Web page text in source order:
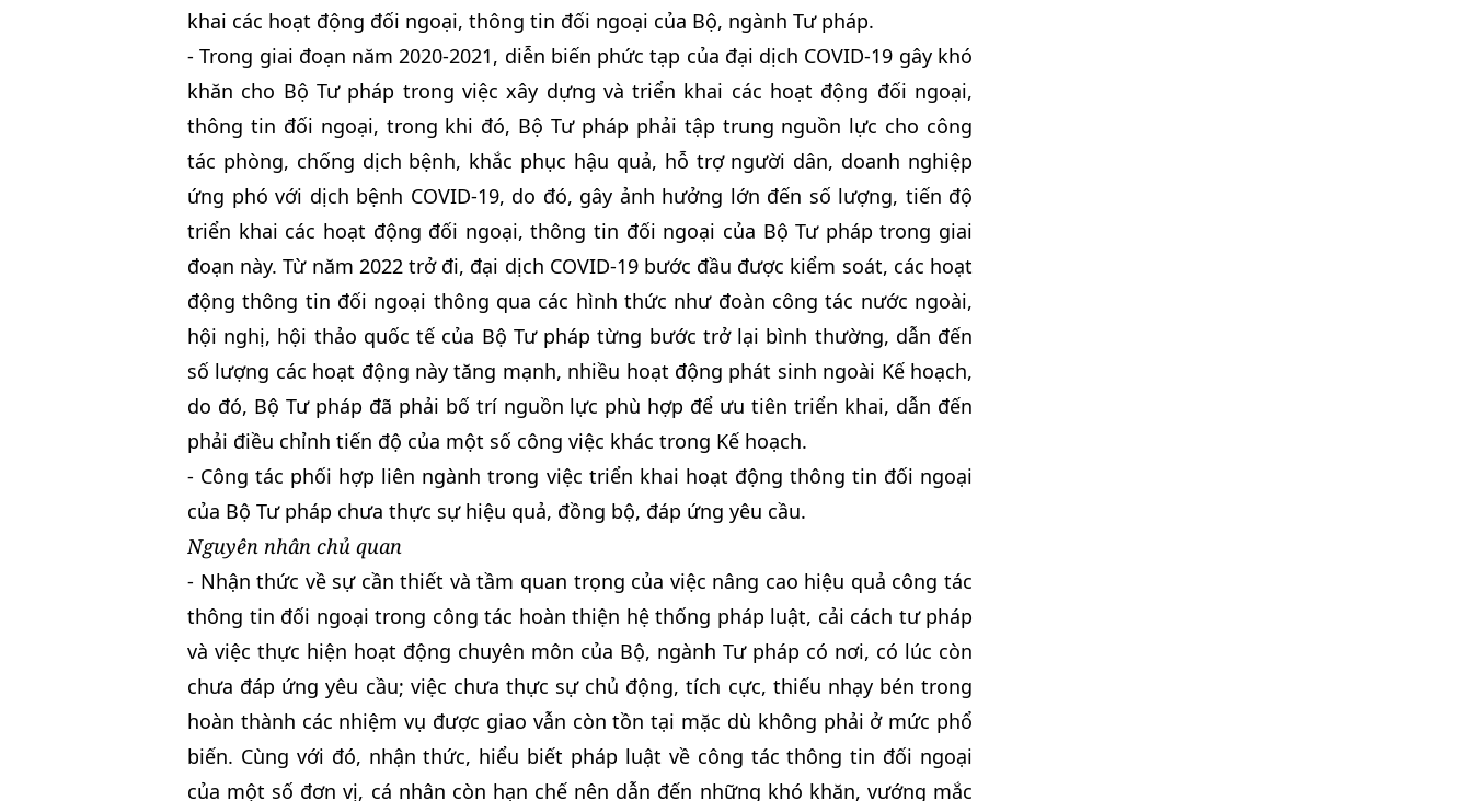
khai các hoạt động đối ngoại, thông tin đối ngoại của Bộ, ngành Tư pháp.
- Trong giai đoạn năm 2020-2021, diễn biến phức tạp của đại dịch COVID-19 gây khó
khăn cho Bộ Tư pháp trong việc xây dựng và triển khai các hoạt động đối ngoại,
thông tin đối ngoại, trong khi đó, Bộ Tư pháp phải tập trung nguồn lực cho công
tác phòng, chống dịch bệnh, khắc phục hậu quả, hỗ trợ người dân, doanh nghiệp
ứng phó với dịch bệnh COVID-19, do đó, gây ảnh hưởng lớn đến số lượng, tiến độ
triển khai các hoạt động đối ngoại, thông tin đối ngoại của Bộ Tư pháp trong giai
đoạn này. Từ năm 2022 trở đi, đại dịch COVID-19 bước đầu được kiểm soát, các hoạt
động thông tin đối ngoại thông qua các hình thức như đoàn công tác nước ngoài,
hội nghị, hội thảo quốc tế của Bộ Tư pháp từng bước trở lại bình thường, dẫn đến
số lượng các hoạt động này tăng mạnh, nhiều hoạt động phát sinh ngoài Kế hoạch,
do đó, Bộ Tư pháp đã phải bố trí nguồn lực phù hợp để ưu tiên triển khai, dẫn đến
phải điều chỉnh tiến độ của một số công việc khác trong Kế hoạch.
- Công tác phối hợp liên ngành trong việc triển khai hoạt động thông tin đối ngoại
của Bộ Tư pháp chưa thực sự hiệu quả, đồng bộ, đáp ứng yêu cầu.
Nguyên nhân chủ quan
- Nhận thức về sự cần thiết và tầm quan trọng của việc nâng cao hiệu quả công tác
thông tin đối ngoại trong công tác hoàn thiện hệ thống pháp luật, cải cách tư pháp
và việc thực hiện hoạt động chuyên môn của Bộ, ngành Tư pháp có nơi, có lúc còn
chưa đáp ứng yêu cầu; việc chưa thực sự chủ động, tích cực, thiếu nhạy bén trong
hoàn thành các nhiệm vụ được giao vẫn còn tồn tại mặc dù không phải ở mức phổ
biến. Cùng với đó, nhận thức, hiểu biết pháp luật về công tác thông tin đối ngoại
của một số đơn vị, cá nhân còn hạn chế nên dẫn đến những khó khăn, vướng mắc